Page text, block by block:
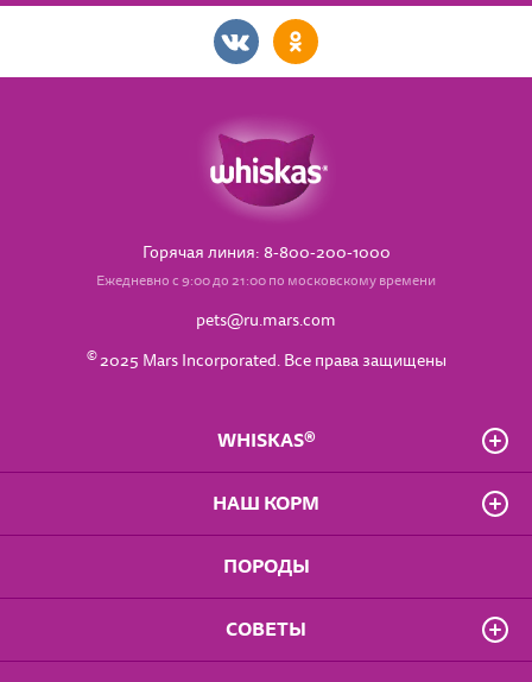
Горячая линия: 8-800-200-1000
Ежедневно с 9:00 до 21:00 по московскому времени
pets@ru.mars.com
©2025 Mars Incorporated. Все права защищены
WHISKAS®
О бренде
Положение о конфиденциальности
Доступность
Пользовательское соглашение
НАШ КОРМ
Для котят от 1 до 12 мес.
Влажные рационы
Сухие рационы
ПОРОДЫ
СОВЕТЫ